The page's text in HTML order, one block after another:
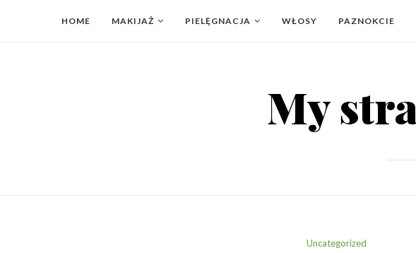
HOME MAKIJAŻ PIELĘGNACJA WŁOSY PAZNOKCIE
Uncategorized